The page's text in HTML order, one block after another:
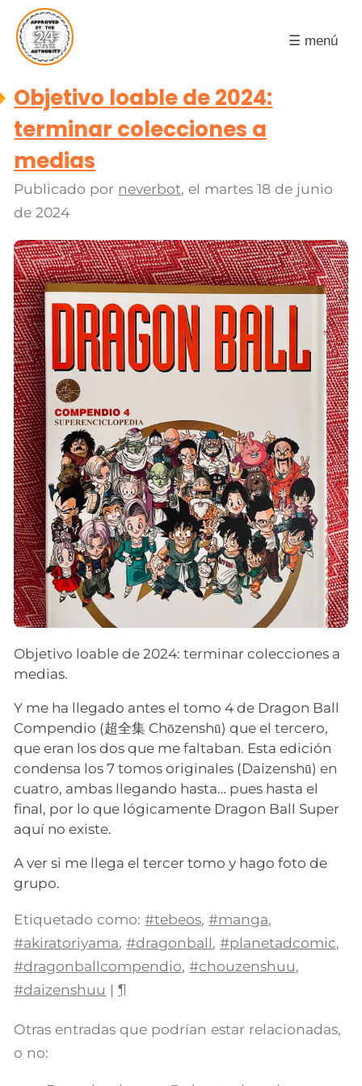
☰ menú
Objetivo loable de 2024:
terminar colecciones a
medias
Publicado por neverbot, el martes 18 de junio
de 2024
Objetivo loable de 2024: terminar colecciones a
medias.
Y me ha llegado antes el tomo 4 de Dragon Ball
Compendio (超全集 Chōzenshū) que el tercero,
que eran los dos que me faltaban. Esta edición
condensa los 7 tomos originales (Daizenshū) en
cuatro, ambas llegando hasta… pues hasta el
final, por lo que lógicamente Dragon Ball Super
aquí no existe.
A ver si me llega el tercer tomo y hago foto de
grupo.
Etiquetado como: #tebeos,#manga,
#akiratoriyama,#dragonball,#planetadcomic,
#dragonballcompendio,#chouzenshuu,
#daizenshuu |¶
Otras entradas que podrían estar relacionadas,
o no: